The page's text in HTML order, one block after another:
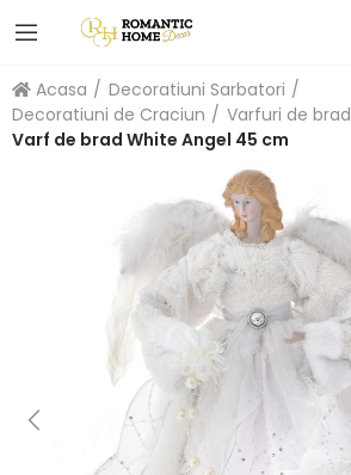
Acasa
Decoratiuni Sarbatori
Decoratiuni de Craciun
Varfuri de brad
Varf de brad White Angel 45 cm